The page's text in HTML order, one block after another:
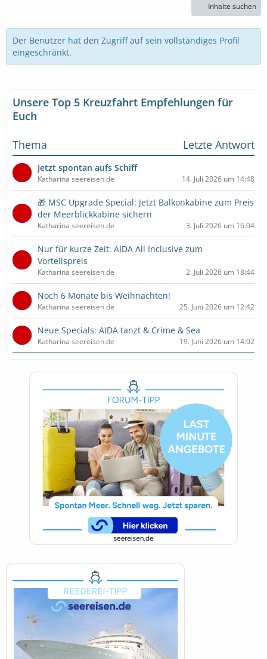
Inhalte suchen
Der Benutzer hat den Zugriff auf sein vollständiges Profil
eingeschränkt.
Unsere Top 5 Kreuzfahrt Empfehlungen für
Euch
Thema
Letzte Antwort
Jetzt spontan aufs Schiff
Katharina seereisen.de 14. Juli 2026 um 14:48
🎁 MSC Upgrade Special: Jetzt Balkonkabine zum Preis
der Meerblickkabine sichern
Katharina seereisen.de 3. Juli 2026 um 16:04
Nur für kurze Zeit: AIDA All Inclusive zum
Vorteilspreis
Katharina seereisen.de 2. Juli 2026 um 18:44
Noch 6 Monate bis Weihnachten!
Katharina seereisen.de 25. Juni 2026 um 12:42
Neue Specials: AIDA tanzt & Crime & Sea
Katharina seereisen.de 19. Juni 2026 um 14:02